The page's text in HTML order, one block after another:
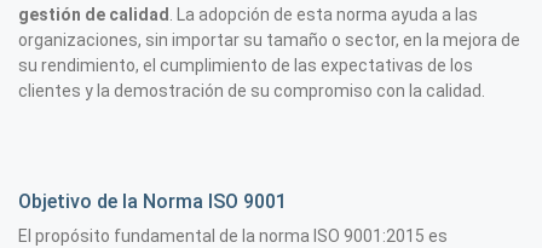
gestión de calidad
. La adopción de esta norma ayuda a las
organizaciones, sin importar su tamaño o sector, en la mejora de
su rendimiento, el cumplimiento de las expectativas de los
clientes y la demostración de su compromiso con la calidad.
Objetivo de la Norma ISO 9001
El propósito fundamental de la norma ISO 9001:2015 es